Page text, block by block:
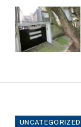
UNCATEGORIZED